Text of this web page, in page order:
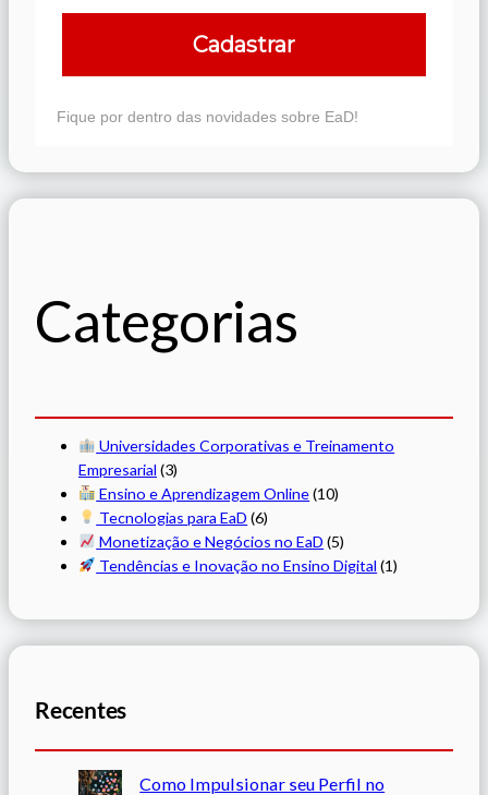
Cadastrar
Fique por dentro das novidades sobre EaD!
Categorias
Universidades Corporativas e Treinamento
Empresarial (3)
Ensino e Aprendizagem Online(10)
Tecnologias para EaD (6)
Monetização e Negócios no EaD (5)
Tendências e Inovação no Ensino Digital (1)
Recentes
Como Impulsionar seu Perfil no